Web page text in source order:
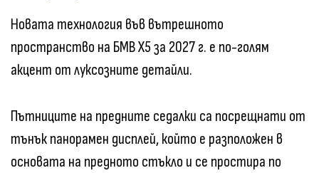
Новата технология във вътрешното
пространство на БМВ X5 за 2027 г. е по-голям
акцент от луксозните детайли.
Пътниците на предните седалки са посрещнати от
тънък панорамен дисплей, който е разположен в
основата на предното стъкло и се простира по